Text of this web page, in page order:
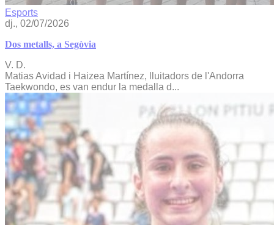
Esports
dj., 02/07/2026
Dos metalls, a Segòvia
V. D.
Matias Avidad i Haizea Martínez, lluitadors de l'Andorra
Taekwondo, es van endur la medalla d...